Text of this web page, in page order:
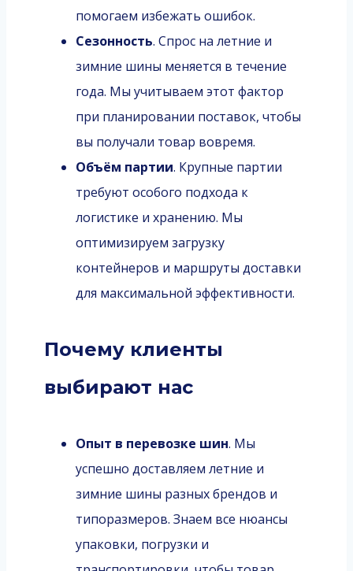
помогаем избежать ошибок.
Сезонность. Спрос на летние и
зимние шины меняется в течение
года. Мы учитываем этот фактор
при планировании поставок, чтобы
вы получали товар вовремя.
Объём партии. Крупные партии
требуют особого подхода к
логистике и хранению. Мы
оптимизируем загрузку
контейнеров и маршруты доставки
для максимальной эффективности.
Почему клиенты
выбирают нас
Опыт в перевозке шин. Мы
успешно доставляем летние и
зимние шины разных брендов и
типоразмеров. Знаем все нюансы
упаковки, погрузки и